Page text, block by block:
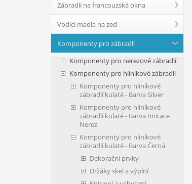
Zábradlí na francouzská okna
Vodící madla na zeď
Komponenty pro zábradlí
Komponenty pro nerezové zábradlí
Komponenty pro hliníkové zábradlí
Komponenty pro hliníkové
zábradlí kulaté - Barva Silver
Komponenty pro hliníkové
zábradlí kulaté - Barva Imitace
Nerez
Komponenty pro hliníkové
zábradlí kulaté - Barva Černá
Dekorační prvky
Držáky skel a výplní